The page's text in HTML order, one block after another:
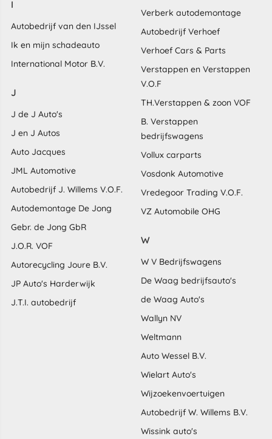
I
Autobedrijf van den IJssel
Ik en mijn schadeauto
International Motor B.V.
J
J de J Auto's
J en J Autos
Auto Jacques
JML Automotive
Autobedrijf J. Willems V.O.F.
Autodemontage De Jong
Gebr. de Jong GbR
J.O.R. VOF
Autorecycling Joure B.V.
JP Auto's Harderwijk
J.T.I. autobedrijf
Verberk autodemontage
Autobedrijf Verhoef
Verhoef Cars & Parts
Verstappen en Verstappen
V.O.F
TH.Verstappen & zoon VOF
B. Verstappen
bedrijfswagens
Vollux carparts
Vosdonk Automotive
Vredegoor Trading V.O.F.
VZ Automobile OHG
W
W V Bedrijfswagens
De Waag bedrijfsauto's
de Waag Auto's
Wallyn NV
Weltmann
Auto Wessel B.V.
Wielart Auto's
Wijzoekenvoertuigen
Autobedrijf W. Willems B.V.
Wissink auto's